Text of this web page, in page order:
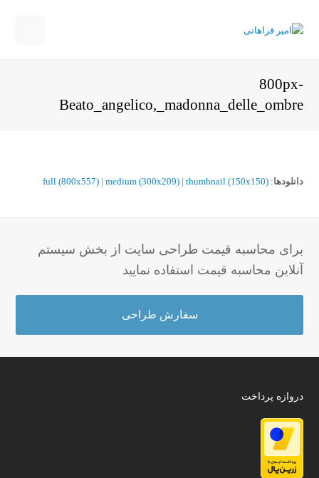
800px-
Beato_angelico,_madonna_delle_ombre
دانلودها:
full (800x557)| medium (300x209)| thumbnail (150x150)
برای محاسبه قیمت طراحی سایت از بخش سیستم
آنلاین محاسبه قیمت استفاده نمایید
سفارش طراحی
دروازه پرداخت